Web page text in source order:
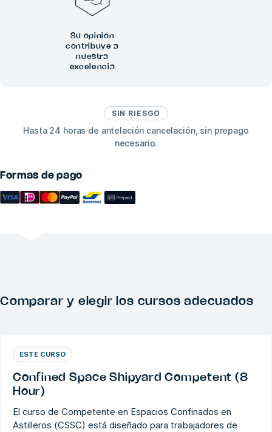
SIN RIESGO
Hasta 24 horas de antelación cancelación, sin prepago
necesario.
Formas de pago
Su opinión
contribuye a
nuestra
excelencia
Comparar y elegir los cursos adecuados
ESTE CURSO
Confined Space Shipyard Competent (8
Hour)
El curso de Competente en Espacios Confinados en
Astilleros (CSSC) está diseñado para trabajadores de